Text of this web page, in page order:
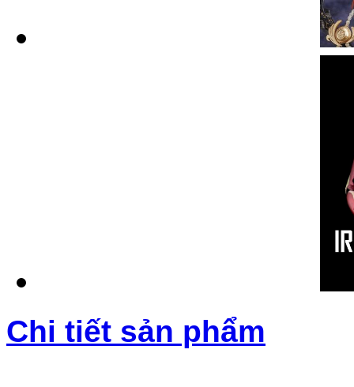
Chi tiết sản phẩm